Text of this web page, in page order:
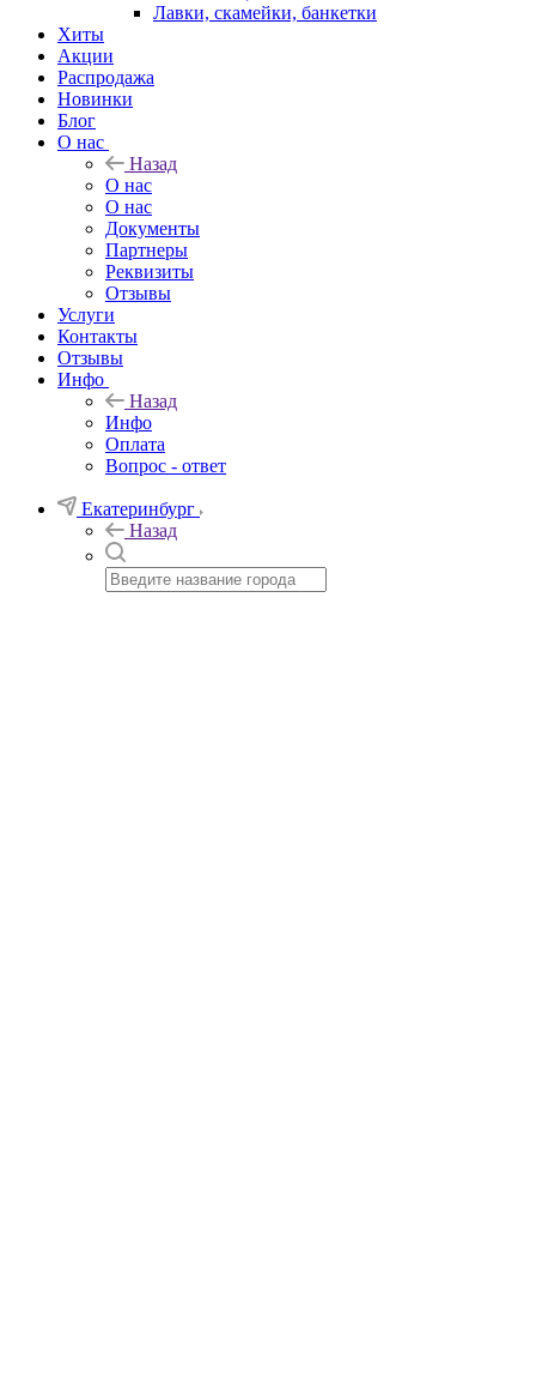
Лавки, скамейки, банкетки
Хиты
Акции
Распродажа
Новинки
Блог
О нас
Назад
О нас
О нас
Документы
Партнеры
Реквизиты
Отзывы
Услуги
Контакты
Отзывы
Инфо
Назад
Инфо
Оплата
Вопрос - ответ
Екатеринбург
Назад